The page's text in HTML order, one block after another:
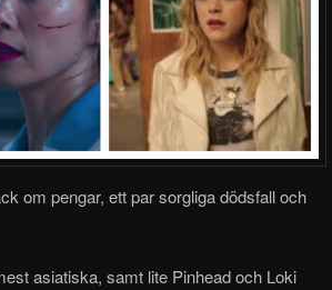
om pengar, ett par sorgliga dödsfall och
asiatiska, samt lite Pinhead och Loki